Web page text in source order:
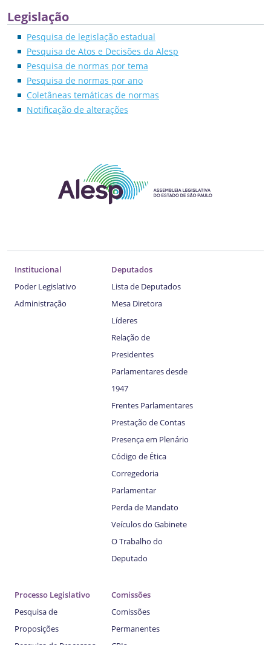
Legislação
Pesquisa de legislação estadual
Pesquisa de Atos e Decisões da Alesp
Pesquisa de normas por tema
Pesquisa de normas por ano
Coletâneas temáticas de normas
Notificação de alterações
Institucional
Poder Legislativo
Administração
Deputados
Lista de Deputados
Mesa Diretora
Líderes
Relação de
Presidentes
Parlamentares desde
1947
Frentes Parlamentares
Prestação de Contas
Presença em Plenário
Código de Ética
Corregedoria
Parlamentar
Perda de Mandato
Veículos do Gabinete
O Trabalho do
Deputado
Processo Legislativo
Pesquisa de
Proposições
Comissões
Comissões
Permanentes